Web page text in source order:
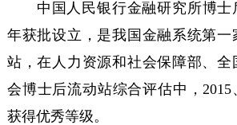
中国人民银行金融研究所博
年获批设立，是我国金融系统第
站，在人力资源和社会保障部、